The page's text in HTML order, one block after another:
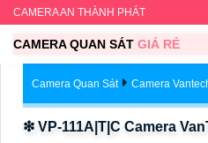
CAMERA AN THÀNH PHÁT
CAMERA QUAN SÁT GIÁ RẺ
Camera Quan Sát Camera
❇ VP-111A|T|C Camera